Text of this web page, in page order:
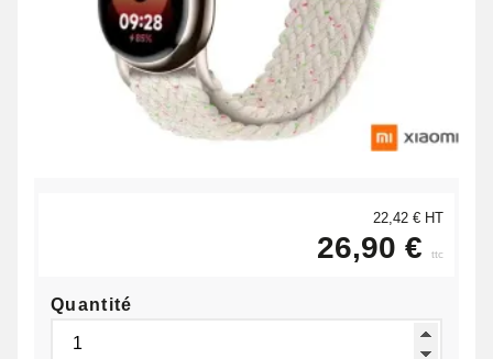
22,42 € HT
26,90 € ttc
Quantité